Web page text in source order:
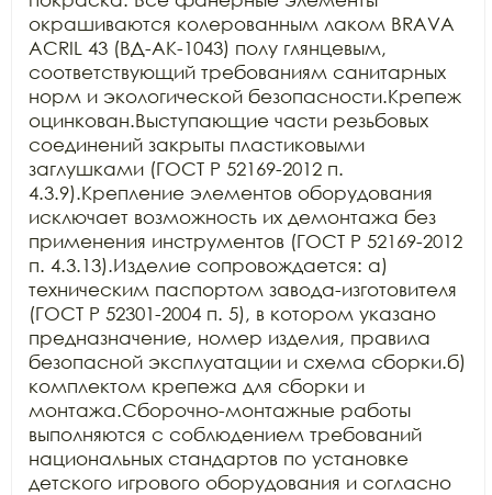
окрашиваются колерованным лаком BRAVA
ACRIL 43 (ВД-АК-1043) полу глянцевым,
соответствующий требованиям санитарных
норм и экологической безопасности.Крепеж
оцинкован.Выступающие части резьбовых
соединений закрыты пластиковыми
заглушками (ГОСТ Р 52169-2012 п.
4.3.9).Крепление элементов оборудования
исключает возможность их демонтажа без
применения инструментов (ГОСТ Р 52169-2012
п. 4.3.13).Изделие сопровождается: а)
техническим паспортом завода-изготовителя
(ГОСТ Р 52301-2004 п. 5), в котором указано
предназначение, номер изделия, правила
безопасной эксплуатации и схема сборки.б)
комплектом крепежа для сборки и
монтажа.Сборочно-монтажные работы
выполняются с соблюдением требований
национальных стандартов по установке
детского игрового оборудования и согласно